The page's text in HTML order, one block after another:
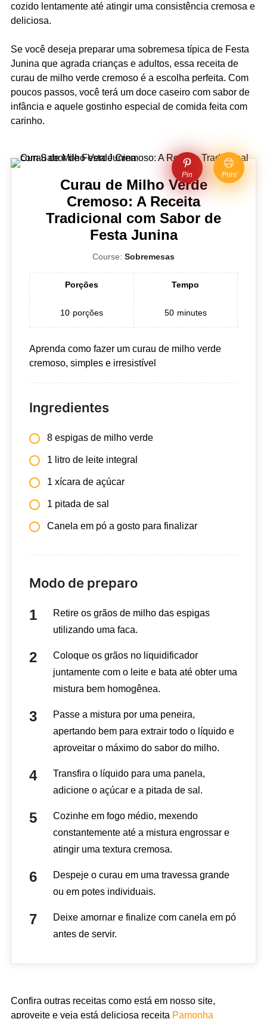
cozido lentamente até atingir uma consistência cremosa e
deliciosa.
Se você deseja preparar uma sobremesa típica de Festa
Junina que agrada crianças e adultos, essa receita de
curau de milho verde cremoso é a escolha perfeita. Com
poucos passos, você terá um doce caseiro com sabor de
infância e aquele gostinho especial de comida feita com
carinho.
Pin Print
Curau de Milho Verde
Cremoso: A Receita
Tradicional com Sabor de
Festa Junina
Course: Sobremesas
Porções
10 porções
Tempo
50 minutes
Aprenda como fazer um curau de milho verde
cremoso, simples e irresistível
Ingredientes
8 espigas de milho verde
1 litro de leite integral
1 xícara de açúcar
1 pitada de sal
Canela em pó a gosto para finalizar
Modo de preparo
Retire os grãos de milho das espigas
utilizando uma faca.
Coloque os grãos no liquidificador
juntamente com o leite e bata até obter uma
mistura bem homogênea.
Passe a mistura por uma peneira,
apertando bem para extrair todo o líquido e
aproveitar o máximo do sabor do milho.
Transfira o líquido para uma panela,
adicione o açúcar e a pitada de sal.
Cozinhe em fogo médio, mexendo
constantemente até a mistura engrossar e
atingir uma textura cremosa.
Despeje o curau em uma travessa grande
ou em potes individuais.
Deixe amornar e finalize com canela em pó
antes de servir.
Confira outras receitas como está em nosso site,
aproveite e veja está deliciosa receita Pamonha